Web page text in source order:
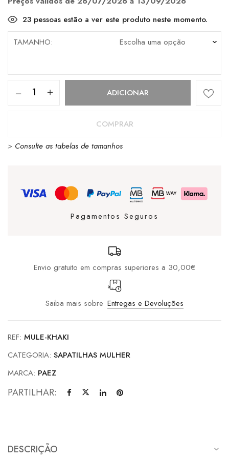
23 pessoas estão a ver este produto neste momento.
TAMANHO
Quantidade
KHAKI
ADICIONAR
COMPRAR
> Consulte as tabelas de tamanhos
Pagamentos Seguros
Envio gratuito em compras superiores a 30,00€
Saiba mais sobre Entregas e Devoluções
REF: MULE-KHAKI
CATEGORIA: SAPATILHAS MULHER
MARCA: PAEZ
PARTILHAR:
DESCRIÇÃO